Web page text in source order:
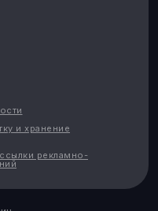
и хранение
рекламно-